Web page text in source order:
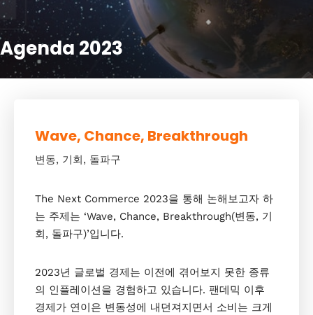
Agenda 2023
Wave, Chance, Breakthrough
변동, 기회, 돌파구
The Next Commerce 2023을 통해 논해보고자 하
는 주제는 ‘Wave, Chance, Breakthrough(변동, 기
회, 돌파구)’입니다.
2023년 글로벌 경제는 이전에 겪어보지 못한 종류
의 인플레이션을 경험하고 있습니다. 팬데믹 이후
경제가 연이은 변동성에 내던져지면서 소비는 크게